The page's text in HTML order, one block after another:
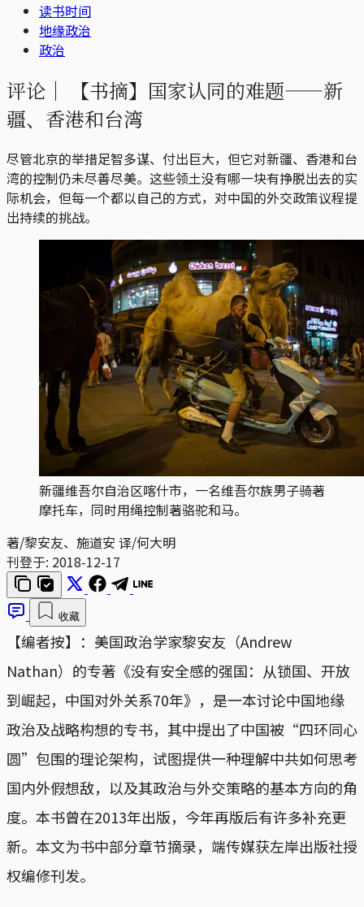
读书时间
地缘政治
政治
评论｜
【书摘】国家认同的难题——新
疆、香港和台湾
尽管北京的举措足智多谋、付出巨大，但它对新疆、香港和台
湾的控制仍未尽善尽美。这些领土没有哪一块有挣脱出去的实
际机会，但每一个都以自己的方式，对中国的外交政策议程提
出持续的挑战。
新疆维吾尔自治区喀什市，一名维吾尔族男子骑著
摩托车，同时用绳控制著骆驼和马。
著/黎安友、施道安 译/何大明
刊登于: 2018-12-17
收藏
【编者按】：美国政治学家黎安友（Andrew
Nathan）的专著《没有安全感的强国：从锁国、开放
到崛起，中国对外关系70年》，是一本讨论中国地缘
政治及战略构想的专书，其中提出了中国被“四环同心
圆”包围的理论架构，试图提供一种理解中共如何思考
国内外假想敌，以及其政治与外交策略的基本方向的角
度。本书曾在2013年出版，今年再版后有许多补充更
新。本文为书中部分章节摘录，端传媒获左岸出版社授
权编修刊发。